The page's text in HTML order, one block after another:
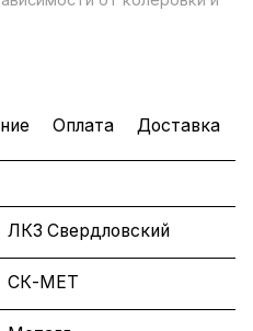
Оплата Доставка
ЛКЗ Свердловский
СК-МЕТ